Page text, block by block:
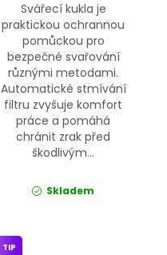
Svářecí kukla je
praktickou ochrannou
pomůckou pro
bezpečné svařování
různými metodami.
Automatické stmívání
filtru zvyšuje komfort
práce a pomáhá
chránit zrak před
škodlivým...
Skladem
TIP